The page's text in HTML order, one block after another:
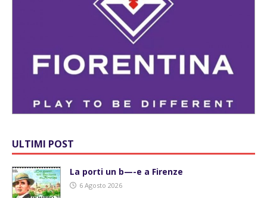
ULTIMI POST
La porti un b—-e a Firenze
6 Agosto 2026